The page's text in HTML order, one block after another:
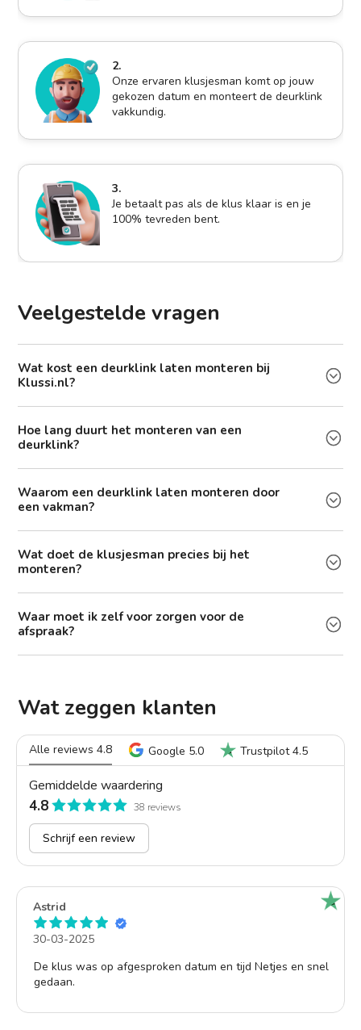
2.
Onze ervaren klusjesman komt op jouw
gekozen datum en monteert de deurklink
vakkundig.
3.
Je betaalt pas als de klus klaar is en je
100% tevreden bent.
Veelgestelde vragen
Wat kost een deurklink laten monteren bij
Klussi.nl?
Hoe lang duurt het monteren van een
deurklink?
Waarom een deurklink laten monteren door
een vakman?
Wat doet de klusjesman precies bij het
monteren?
Waar moet ik zelf voor zorgen voor de
afspraak?
Wat zeggen klanten
Alle reviews 4.8 Google 5.0 Trustpilot 4.5
Gemiddelde waardering
4.8 38 reviews
Schrijf een review
Astrid
30-03-2025
De klus was op afgesproken datum en tijd Netjes en snel
gedaan.